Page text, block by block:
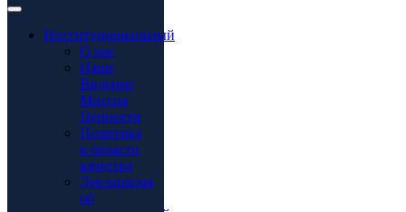
Институциональный
О нас
Наше
Видение
Миссия
Ценности
Политика
в области
качества
Декларация
об